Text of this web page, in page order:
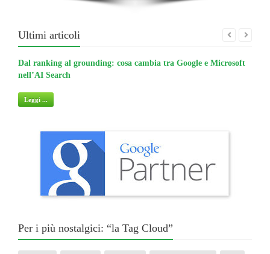
Ultimi articoli
Dal ranking al grounding: cosa cambia tra Google e Microsoft
nell’AI Search
Leggi ...
Per i più nostalgici: “la Tag Cloud”